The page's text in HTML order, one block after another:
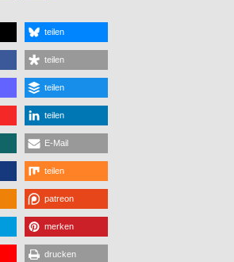
teilen
teilen
teilen
teilen
E-Mail
teilen
patreon
merken
drucken